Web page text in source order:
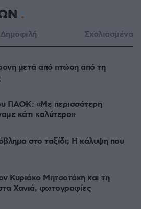
Δημοφιλή Σχολιασμένα
μετά από πτώση από τη
ΠΑΟΚ: «Με περισσότερη
κάτι καλύτερο»
στο ταξίδι; Η κάλυψη που
Κυριάκο Μητσοτάκη και τη
Χανιά, φωτογραφίες